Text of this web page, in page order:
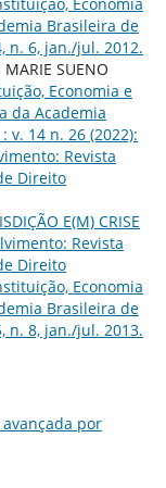
Brasileira de
n. 6, jan./jul. 2012.
MARIE SUENO
Economia e
da Academia
14 n. 26 (2022):
Revista
Direito
E(M) CRISE
Revista
Direito
Economia
Brasileira de
n. 8, jan./jul. 2013.
por